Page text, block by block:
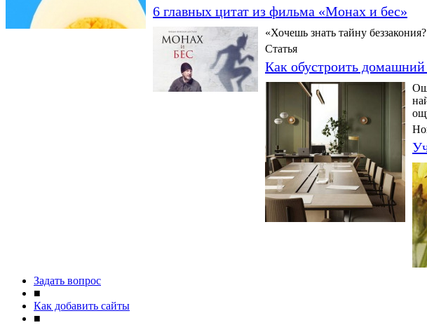
6 главных цитат из фильма «Монах и бес»
«Хочешь знать тайну
Статья
Как обустроить
Задать вопрос
■
Как добавить сайты
■